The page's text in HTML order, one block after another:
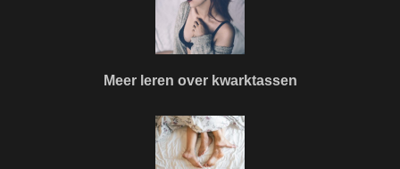
Meer leren over kwarktassen